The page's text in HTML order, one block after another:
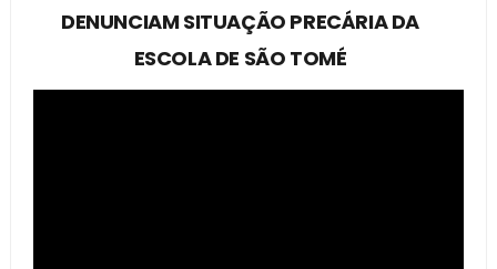
DENUNCIAM SITUAÇÃO PRECÁRIA DA
ESCOLA DE SÃO TOMÉ